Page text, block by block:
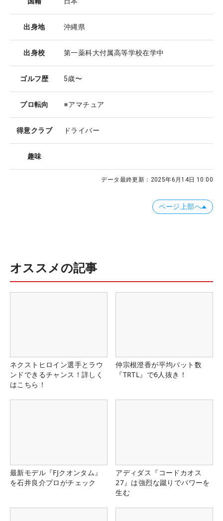
出身地 沖縄県
出身校 第一薬科大付属高等学校在学中
ゴルフ歴 5歳〜
プロ転向 ※アマチュア
得意クラブ ドライバー
趣味
データ最終更新： 2025年6月14日 10:00
ページ上部へ
オススメの記事
ネクストヒロイン選手とラウ
ンドできるチャンス！詳しく
はこちら！
仲宗根澄香が平均パット数
『TRTL』で6人抜き！
最新モデル『FJクオンタム』
を石井良介プロがチェック
アディダス『コードカオス
27』は強烈な蹴りでパワーを
生む